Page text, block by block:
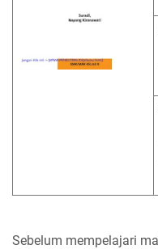
Sebelum mempelajari